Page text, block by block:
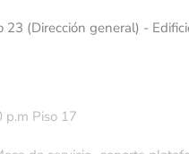
(Dirección general) -
p.m Piso 17